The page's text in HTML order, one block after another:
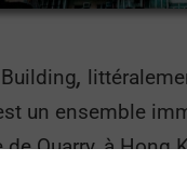
,
un ensemble
de Quarry, à Hong